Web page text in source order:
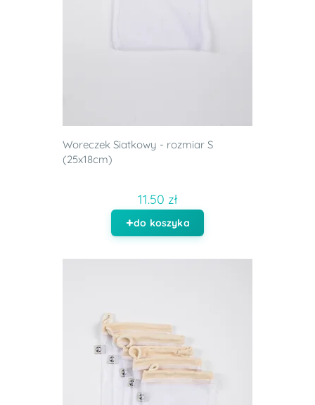
Woreczek Siatkowy - rozmiar S
(25x18cm)
11.50 zł
do koszyka